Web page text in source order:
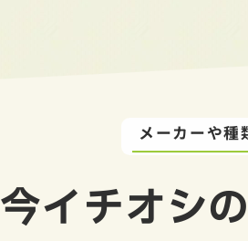
メーカーや
今イチオシの